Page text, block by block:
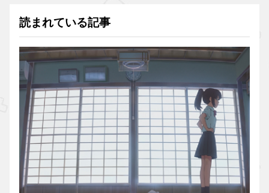
読まれている記事